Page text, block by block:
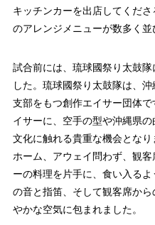
キッチンカーを出店してくだ
のアレンジメニューが数多く並
試合前には、琉球國祭り太鼓
した。琉球國祭り太鼓隊は、
支部をもつ創作エイサー団体
イサーに、空手の型や沖縄県
文化に触れる貴重な機会となり
ホーム、アウェイ問わず、観
ーの料理を片手に、食い入る
の音と指笛、そして観客席か
やかな空気に包まれました。